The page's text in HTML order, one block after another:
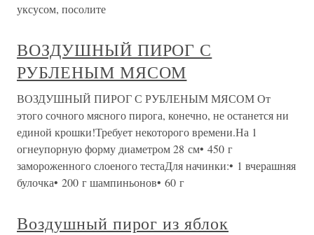
уксусом, посолите
ВОЗДУШНЫЙ ПИРОГ С
РУБЛЕНЫМ МЯСОМ
ВОЗДУШНЫЙ ПИРОГ С РУБЛЕНЫМ МЯСОМ От
этого сочного мясного пирога, конечно, не останется ни
единой крошки!Требует некоторого времени.На 1
огнеупорную форму диаметром 28 см• 450 г
замороженного слоеного тестаДля начинки:• 1 вчерашняя
булочка• 200 г шампиньонов• 60 г
Воздушный пирог из яблок